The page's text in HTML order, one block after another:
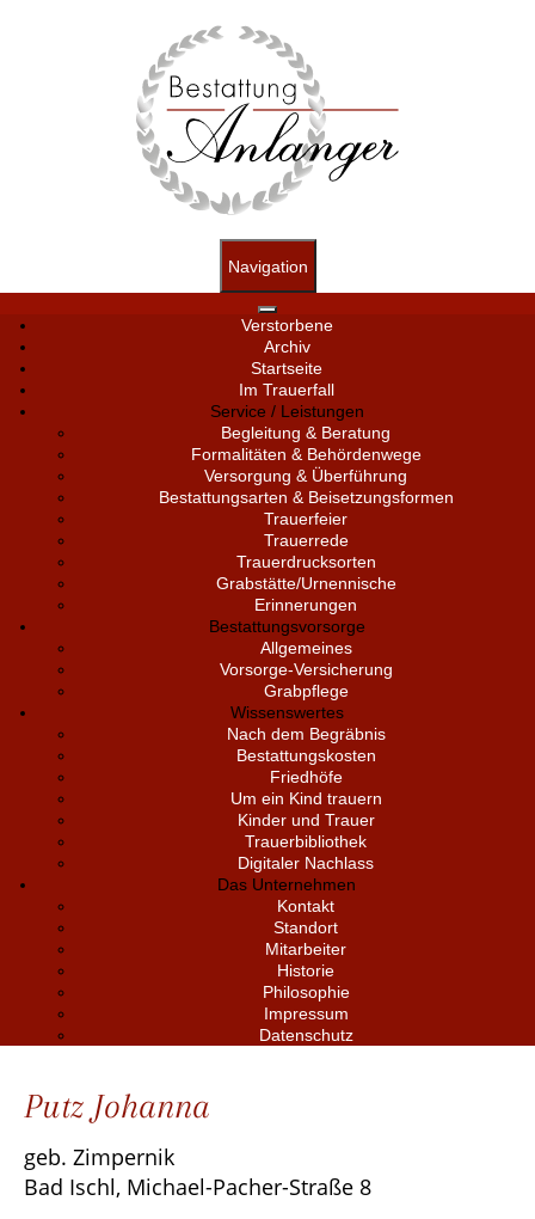
Navigation
Verstorbene
Archiv
Startseite
Im Trauerfall
Service / Leistungen
Begleitung & Beratung
Formalitäten & Behördenwege
Versorgung & Überführung
Bestattungsarten & Beisetzungsformen
Trauerfeier
Trauerrede
Trauerdrucksorten
Grabstätte/Urnennische
Erinnerungen
Bestattungsvorsorge
Allgemeines
Vorsorge-Versicherung
Grabpflege
Wissenswertes
Nach dem Begräbnis
Bestattungskosten
Friedhöfe
Um ein Kind trauern
Kinder und Trauer
Trauerbibliothek
Digitaler Nachlass
Das Unternehmen
Kontakt
Standort
Mitarbeiter
Historie
Philosophie
Impressum
Datenschutz
Putz Johanna
geb. Zimpernik
Bad Ischl, Michael-Pacher-Straße 8